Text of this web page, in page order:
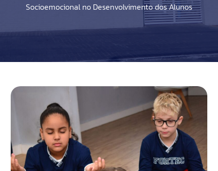
Socioemocional no Desenvolvimento dos Alunos